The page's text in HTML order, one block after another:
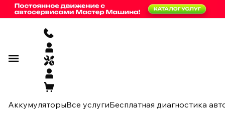
АккумуляторыВсе услугиБесплатная диагностика